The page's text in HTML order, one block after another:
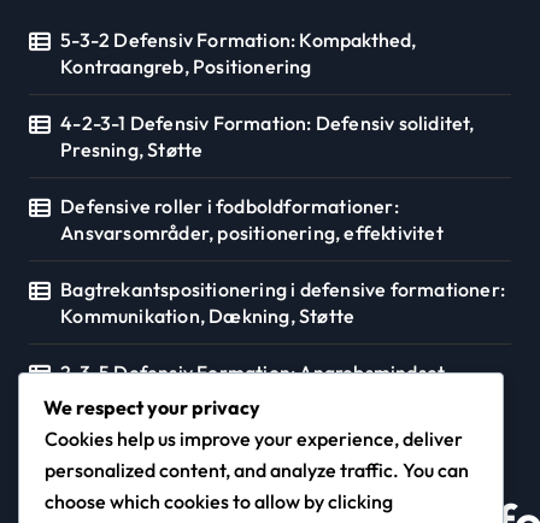
5-3-2 Defensiv Formation: Kompakthed,
Kontraangreb, Positionering
4-2-3-1 Defensiv Formation: Defensiv soliditet,
Presning, Støtte
Defensive roller i fodboldformationer:
Ansvarsområder, positionering, effektivitet
Bagtrekantspositionering i defensive formationer:
Kommunikation, Dækning, Støtte
2-3-5 Defensiv Formation: Angrebsmindset,
Defensive ansvar, Balance
We respect your privacy
Cookies help us improve your experience, deliver
personalized content, and analyze traffic. You can
choose which cookies to allow by clicking